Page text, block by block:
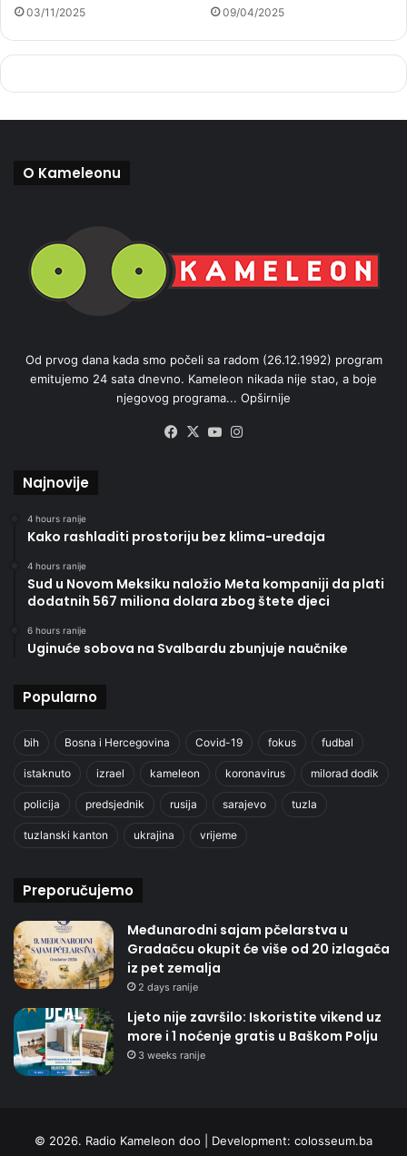
03/11/2025 09/04/2025
O Kameleonu
Od prvog dana kada smo počeli sa radom (26.12.1992) program
emitujemo 24 sata dnevno. Kameleon nikada nije stao, a boje
njegovog programa... Opširnije
Facebook
X YouTube
Najnovije
4 hours ranije
Kako rashladiti prostoriju bez klima-uređaja
4 hours ranije
Sud u Novom Meksiku naložio Meta kompaniji da plati
dodatnih 567 miliona dolara zbog štete djeci
6 hours ranije
Uginuće sobova na Svalbardu zbunjuje naučnike
Popularno
bih Bosna i Hercegovina Covid-19 fokus fudbal
istaknuto izrael kameleon koronavirus milorad dodik
policija predsjednik rusija sarajevo tuzla
tuzlanski kanton ukrajina vrijeme
Preporučujemo
Međunarodni sajam pčelarstva u
Gradačcu okupit će više od 20 izlagača
iz pet zemalja
2 days ranije
Ljeto nije završilo: Iskoristite vikend uz
more i 1 noćenje gratis u Baškom Polju
3 weeks ranije
© 2026. Radio Kameleon doo | Development: colosseum.ba